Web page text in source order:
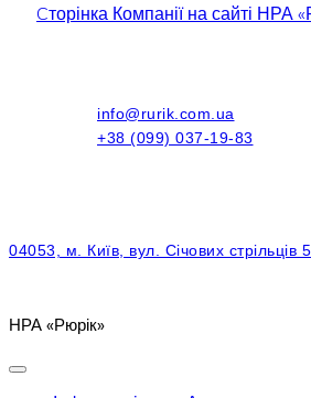
Cторінка Компанії на сайті НРА
info@rurik.com.ua
+38 (099) 037-19-83
04053, м. Київ, вул. Січових стрільців
НРА «Рюрік»